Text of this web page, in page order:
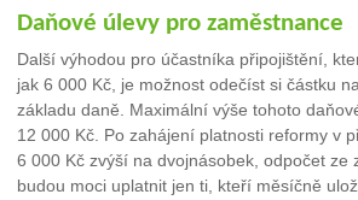
Daňové úlevy pro zaměstnance
Další výhodou pro účastníka připojištění,
jak 6 000 Kč, je možnost odečíst si částku
základu daně. Maximální výše tohoto
12 000 Kč. Po zahájení platnosti reformy v
6 000 Kč zvýší na dvojnásobek, odpočet ze
budou moci uplatnit jen ti, kteří měsíčně